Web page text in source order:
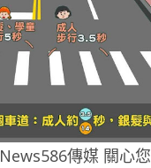
News586傳媒 關心您